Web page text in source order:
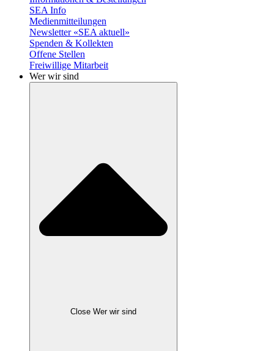
SEA Info
Medienmitteilungen
Newsletter «SEA aktuell»
Spenden & Kollekten
Offene Stellen
Freiwillige Mitarbeit
Wer wir sind
Close Wer wir sind